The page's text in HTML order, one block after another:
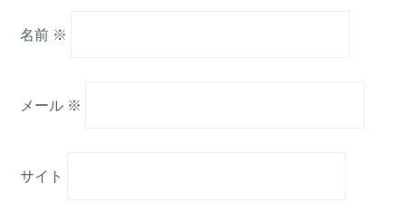
名前 ※
メール ※
サイト